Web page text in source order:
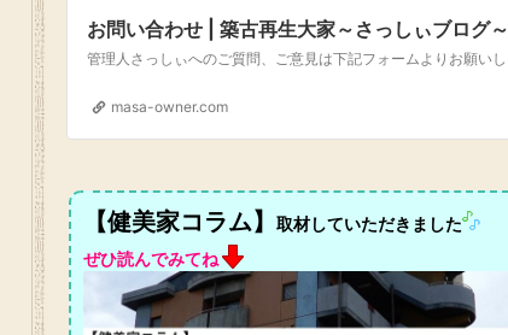
お問い合わせ | 築古再生大家～さっしぃブログ～
masa-owner.com
【健美家コラム】
取材していただきました
ぜひ読んでみてね